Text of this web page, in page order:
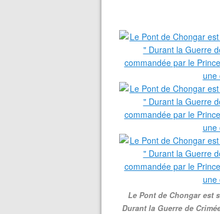
Le Pont de Chongar est
Durant la Guerre de